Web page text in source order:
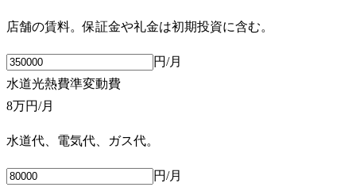
店舗の賃料。保証金や礼金は初期投資に含む。
円/月
水道光熱費準変動費
8万円/月
水道代、電気代、ガス代。
円/月